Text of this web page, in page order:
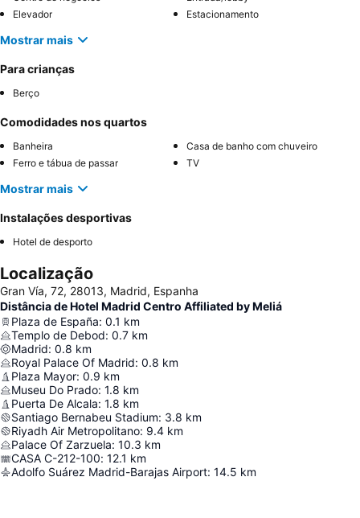
Elevador
Estacionamento
Mostrar mais
Para crianças
Berço
Comodidades nos quartos
Banheira
Casa de banho com chuveiro
Ferro e tábua de passar
TV
Mostrar mais
Instalações desportivas
Hotel de desporto
Localização
Gran Vía, 72, 28013, Madrid, Espanha
Distância de Hotel Madrid Centro Affiliated by Meliá
Plaza de España: 0.1 km
Templo de Debod: 0.7 km
Madrid: 0.8 km
Royal Palace Of Madrid: 0.8 km
Plaza Mayor: 0.9 km
Museu Do Prado: 1.8 km
Puerta De Alcala: 1.8 km
Santiago Bernabeu Stadium: 3.8 km
Riyadh Air Metropolitano: 9.4 km
Palace Of Zarzuela: 10.3 km
CASA C-212-100: 12.1 km
Adolfo Suárez Madrid-Barajas Airport: 14.5 km